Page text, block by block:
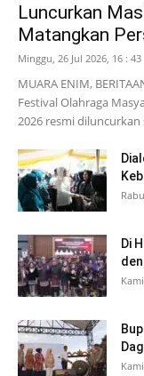
Luncurkan
Matangkan
Minggu, 26 Jul 2026, 16 : 43
MUARA ENIM,
Festival Olahraga
2026 resmi diluncurkan
Di